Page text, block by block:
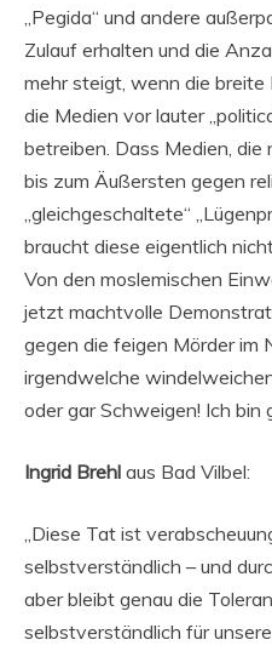
„Pegida“ und andere
Zulauf erhalten und die
mehr steigt, wenn die breite
die Medien vor lauter
betreiben. Dass Medien,
bis zum Äußersten gegen
„gleichgeschaltete“
braucht diese eigentlich
Von den moslemischen
jetzt machtvolle
gegen die feigen Mörder im
irgendwelche
oder gar Schweigen! Ich bin
Ingrid Brehl aus Bad Vilbel:
„Diese Tat ist
selbstverständlich – und
aber bleibt genau die
selbstverständlich für